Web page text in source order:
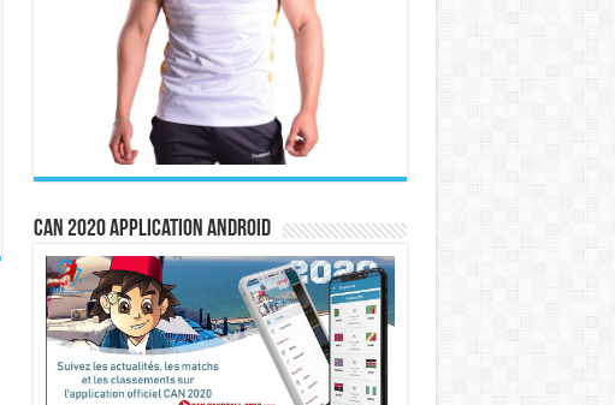
CAN 2020 Application Android